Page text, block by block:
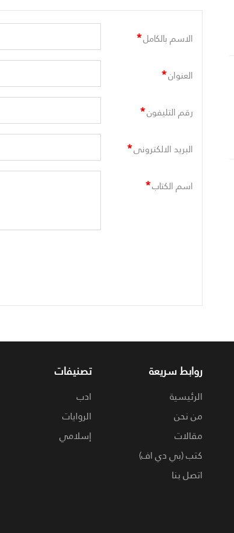
الاسم بالكامل*
العنوان*
رقم التليفون*
البريد الالكترونى*
اسم الكتاب*
روابط سريعة
الرئيسية
من نحن
مقالات
كتب (بي دي اف)
اتصل بنا
تصنيفات
ادب
الروايات
إسلامي